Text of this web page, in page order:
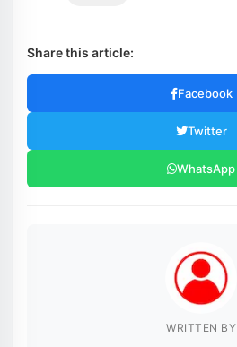
Share this article:
Facebook
Twitter
WhatsApp
WRITTEN BY